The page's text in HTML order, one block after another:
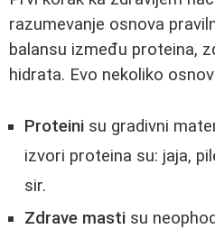
razumevanje osnova
balansu između proteina,
hidrata. Evo nekoliko
Proteini su gradivni
izvori proteina su: jaja,
sir.
Zdrave masti su